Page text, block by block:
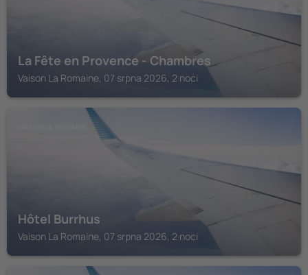
La Fête en Provence - Chambres
Vaison La Romaine, 07 srpna 2026, 2 noci
Hôtel Burrhus
Vaison La Romaine, 07 srpna 2026, 2 noci